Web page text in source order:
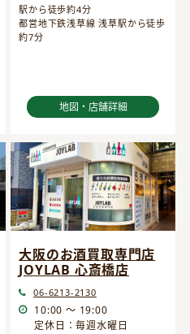
駅から徒歩約4分
都営地下鉄浅草線 浅草駅から徒歩
約7分
地図・店舗詳細
大阪のお酒買取専門店
JOYLAB 心斎橋店
06-6213-2130
10:00 ～ 19:00
定休日：毎週水曜日